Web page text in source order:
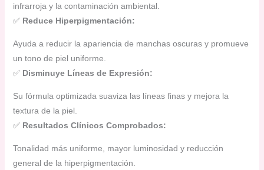
infrarroja y la contaminación ambiental.
✅ Reduce Hiperpigmentación:
Ayuda a reducir la apariencia de manchas oscuras y promueve
un tono de piel uniforme.
✅ Disminuye Líneas de Expresión:
Su fórmula optimizada suaviza las líneas finas y mejora la
textura de la piel.
✅ Resultados Clínicos Comprobados:
Tonalidad más uniforme, mayor luminosidad y reducción
general de la hiperpigmentación.